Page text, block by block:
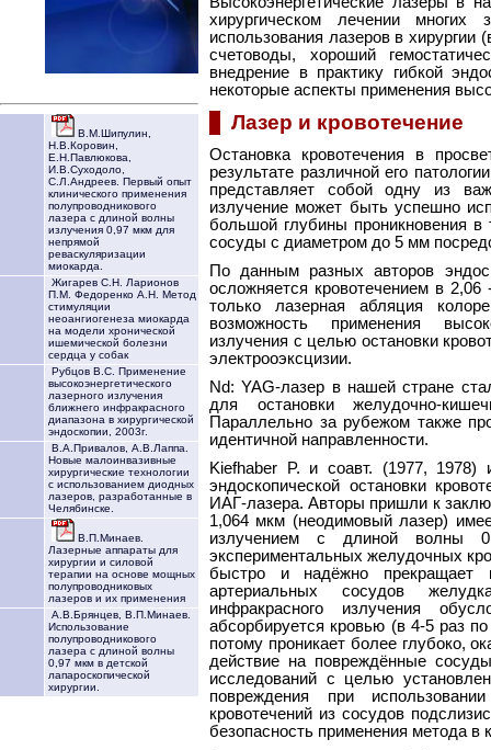
В.М.Шипулин,
Н.В.Коровин,
Е.Н.Павлюкова,
И.В.Суходоло,
С.Л.Андреев. Первый опыт
клинического применения
полупроводникового
лазера с длиной волны
излучения 0,97 мкм для
непрямой
реваскуляризации
миокарда.
Жигарев С.Н. Ларионов
П.М. Федоренко А.Н. Метод
стимуляции
неоангиогенеза миокарда
на модели хронической
ишемической болезни
сердца у собак
Рубцов В.С. Применение
высокоэнергетического
лазерного излучения
ближнего инфракрасного
диапазона в хирургической
эндоскопии, 2003г.
В.А.Привалов, А.В.Лаппа.
Новые малоинвазивные
хирургические технологии
с использованием диодных
лазеров, разработанные в
Челябинске.
В.П.Минаев.
Лазерные аппараты для
хирургии и силовой
терапии на основе мощных
полупроводниковых
лазеров и их применения
А.В.Брянцев, В.П.Минаев.
Использование
полупроводникового
лазера с длиной волны
0,97 мкм в детской
лапароскопической
хирургии.
хирургическом лечении многих
использования лазеров в хирургии
счетоводы, хороший
внедрение в практику гибкой
некоторые аспекты применения
Лазер и кровотечение
Остановка кровотечения в
результате различной его
представляет собой одну из
излучение может быть успешно
большой глубины проникновения
сосуды с диаметром до 5 мм
По данным разных авторов
осложняется кровотечением в
только лазерная абляция
возможность применения
излучения с целью остановки
электрооэксцизии.
Nd: YAG-лазер в нашей стране
для остановки желудочно-
Параллельно за рубежом также
идентичной направленности.
Kiefhaber P. и соавт. (1977, 1978)
эндоскопической остановки
ИАГ-лазера. Авторы пришли к
1,064 мкм (неодимовый лазер)
излучением с длиной волны
экспериментальных желудочных
быстро и надёжно прекращает
артериальных сосудов
инфракрасного излучения
абсорбируется кровью (в 4-5 раз
потому проникает более глубоко,
действие на повреждённые
исследований с целью
повреждения при
кровотечений из сосудов
безопасность применения метода в